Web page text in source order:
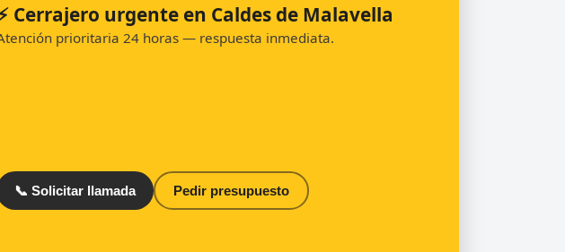
Cerrajero urgente en Caldes de Malavella
prioritaria 24 horas — respuesta inmediata.
📞 Solicitar llamada Pedir presupuesto